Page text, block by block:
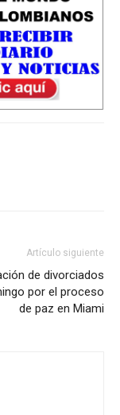
Artículo siguiente
de divorciados
por el proceso
de paz en Miami